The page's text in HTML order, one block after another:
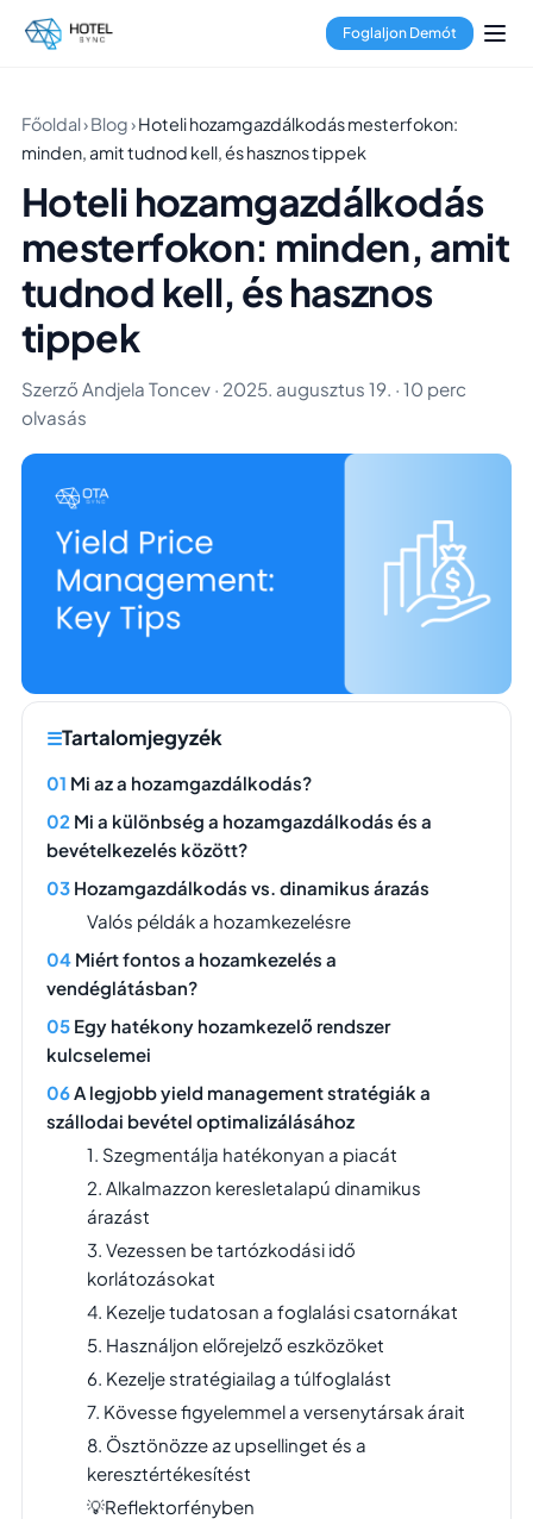
Foglaljon Demót
Főoldal›Blog›Hoteli hozamgazdálkodás mesterfokon:
minden, amit tudnod kell, és hasznos tippek
Hoteli hozamgazdálkodás
mesterfokon: minden, amit
tudnod kell, és hasznos
tippek
Szerző Andjela Toncev · 2025. augusztus 19. · 10 perc
olvasás
Tartalomjegyzék
Mi az a hozamgazdálkodás?
Mi a különbség a hozamgazdálkodás és a
bevételkezelés között?
Hozamgazdálkodás vs. dinamikus árazás
Valós példák a hozamkezelésre
Miért fontos a hozamkezelés a
vendéglátásban?
Egy hatékony hozamkezelő rendszer
kulcselemei
A legjobb yield management stratégiák a
szállodai bevétel optimalizálásához
1. Szegmentálja hatékonyan a piacát
2. Alkalmazzon keresletalapú dinamikus
árazást
3. Vezessen be tartózkodási idő
korlátozásokat
4. Kezelje tudatosan a foglalási csatornákat
5. Használjon előrejelző eszközöket
6. Kezelje stratégiailag a túlfoglalást
7. Kövesse figyelemmel a versenytársak árait
8. Ösztönözze az upsellinget és a
keresztértékesítést
💡Reflektorfényben